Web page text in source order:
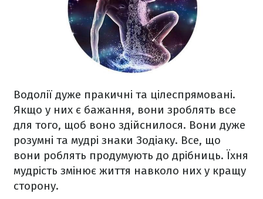
Водолії дуже пракичні та цілеспрямовані.
Якщо у них є бажання, вони зроблять все
для того, щоб воно здійснилося. Вони дуже
розумні та мудрі знаки Зодіаку. Все, що
вони роблять продумують до дрібниць. Їхня
мудрість змінює життя навколо них у кращу
сторону.